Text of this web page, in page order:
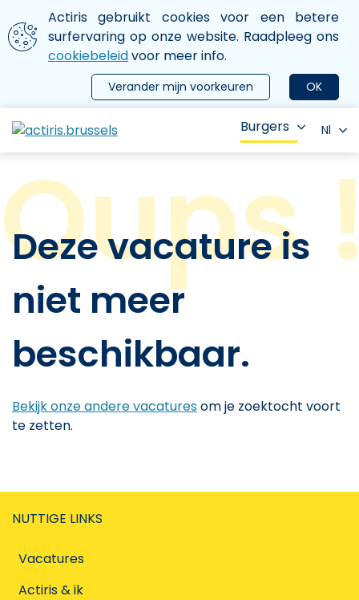
Aller au contenu principal
We gebruiken cookies
Actiris gebruikt cookies voor een betere
surfervaring op onze website. Raadpleeg ons
cookiebeleidvoor meer info.
OK
Verander mijn voorkeuren
le menu
Burgers Nl
Deze vacature is
niet meer
beschikbaar.
Bekijk onze andere vacaturesom je zoektocht voort
te zetten.
NUTTIGE LINKS
Vacatures
Actiris & ik